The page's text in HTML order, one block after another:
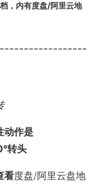
，内有度盘/阿里云地
动作是
转头
看度盘/阿里云盘地